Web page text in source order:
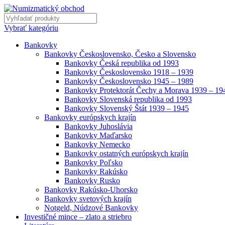
Vybrať kategóriu
Bankovky
Bankovky Československo, Česko a Slovensko
Bankovky Česká republika od 1993
Bankovky Československo 1918 – 1939
Bankovky Československo 1945 – 1989
Bankovky Protektorát Čechy a Morava 1939 –
Bankovky Slovenská republika od 1993
Bankovky Slovenský Štát 1939 – 1945
Bankovky európskych krajín
Bankovky Juhoslávia
Bankovky Maďarsko
Bankovky Nemecko
Bankovky ostatných európskych krajín
Bankovky Poľsko
Bankovky Rakúsko
Bankovky Rusko
Bankovky Rakúsko-Uhorsko
Bankovky svetových krajín
Notgeld, Núdzové Bankovky
Investičné mince – zlato a striebro